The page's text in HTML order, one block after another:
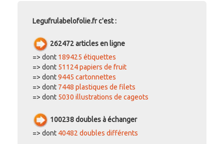
Legufrulabelofolie.fr c'est :
262472 articles en ligne
=> dont 189425 étiquettes
=> dont 51124 papiers de fruit
=> dont9445 cartonnettes
=> dont 7448 plastiques de filets
=> dont 5030 illustrations de cageots
100238 doubles à échanger
=> dont 40482 doubles différents